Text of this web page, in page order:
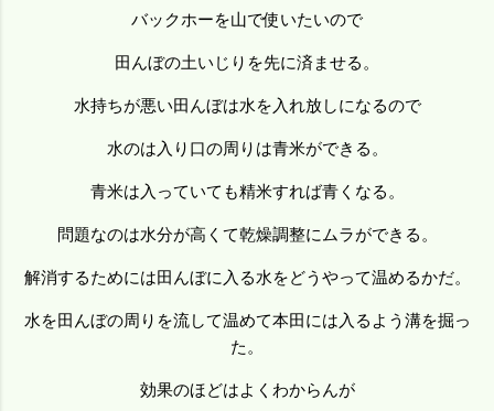
バックホーを山で使いたいので
田んぼの土いじりを先に済ませる。
水持ちが悪い田んぼは水を入れ放しになるので
水のは入り口の周りは青米ができる。
青米は入っていても精米すれば青くなる。
問題なのは水分が高くて乾燥調整にムラができる。
解消するためには田んぼに入る水をどうやって温めるかだ。
水を田んぼの周りを流して温めて本田には入るよう溝を掘っ
た。
効果のほどはよくわからんが